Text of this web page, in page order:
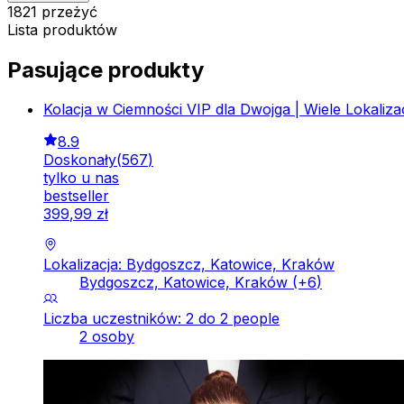
1821 przeżyć
Lista produktów
Pasujące produkty
Kolacja w Ciemności VIP dla Dwojga | Wiele
8.9
Doskonały(567)
tylko u nas
bestseller
399,99 zł
Lokalizacja: Bydgoszcz, Katowice, Kraków
Bydgoszcz, Katowice, Kraków (+6)
Liczba uczestników: 2 do 2 people
2 osoby